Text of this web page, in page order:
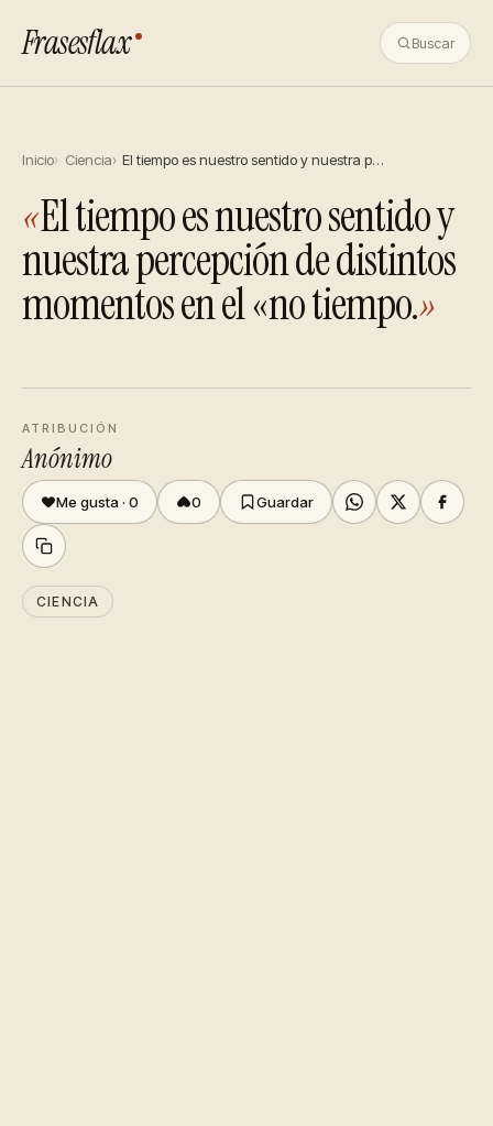
Frasesflax Buscar
Inicio Ciencia El tiempo es nuestro sentido y nuestra p…
«El tiempo es nuestro sentido y
nuestra percepción de distintos
momentos en el «no tiempo.»
ATRIBUCIÓN
Anónimo
Me gusta · 0 0 Guardar
CIENCIA